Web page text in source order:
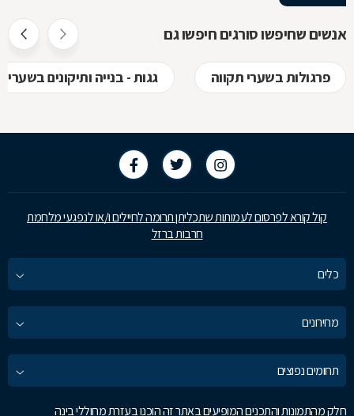
אנשים שחיפשו סורגים חיפשו גם
פרגולות בשערי תקווה גגות - בנייה ותיקונים בשערי
קול קורא לפרסום לעמותות שתכליתן תרומה לחיילים ו/או לנפגעי מלחמת
חרבות ברזל
כלים
מחירונים
תחומים נפוצים
חלק מהתמונות והתכנים המופיעים באתר זה הוכנו בעזרת מחוללי בינה